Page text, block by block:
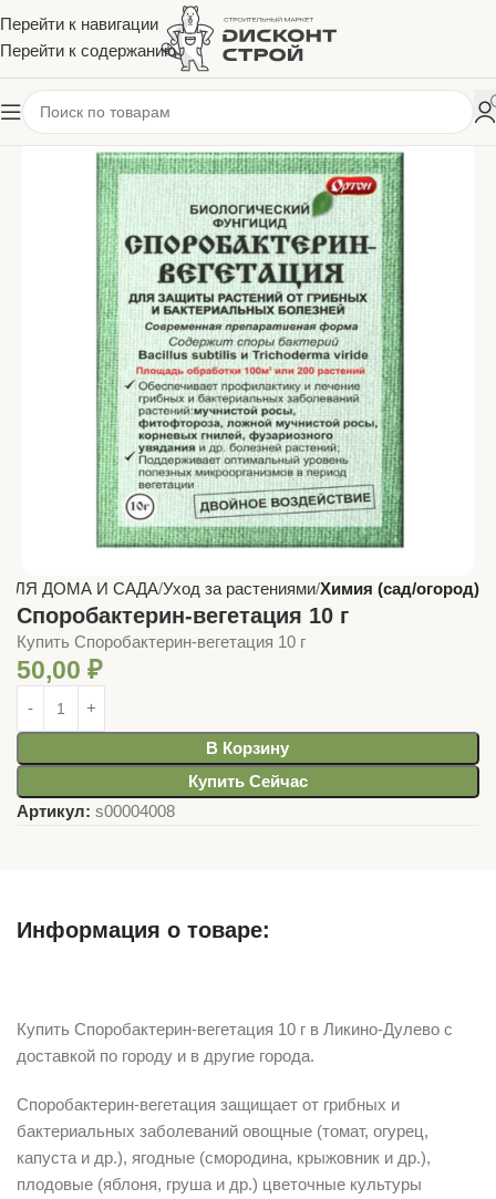
Перейти к навигации
Перейти к содержанию
ДОМА И САДА Уход за растениями Химия (сад/огород)
Споробактерин-вегетация 10 г
Купить Споробактерин-вегетация 10 г
50,00 ₽
В Корзину
Купить Сейчас
Артикул: s00004008
Информация о товаре:
Купить Споробактерин-вегетация 10 г в Ликино-Дулево с
доставкой по городу и в другие города.
Споробактерин-вегетация защищает от грибных и
бактериальных заболеваний овощные (томат, огурец,
капуста и др.), ягодные (смородина, крыжовник и др.),
плодовые (яблоня, груша и др.) цветочные культуры